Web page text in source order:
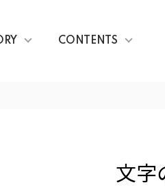
CONTENTS
文字